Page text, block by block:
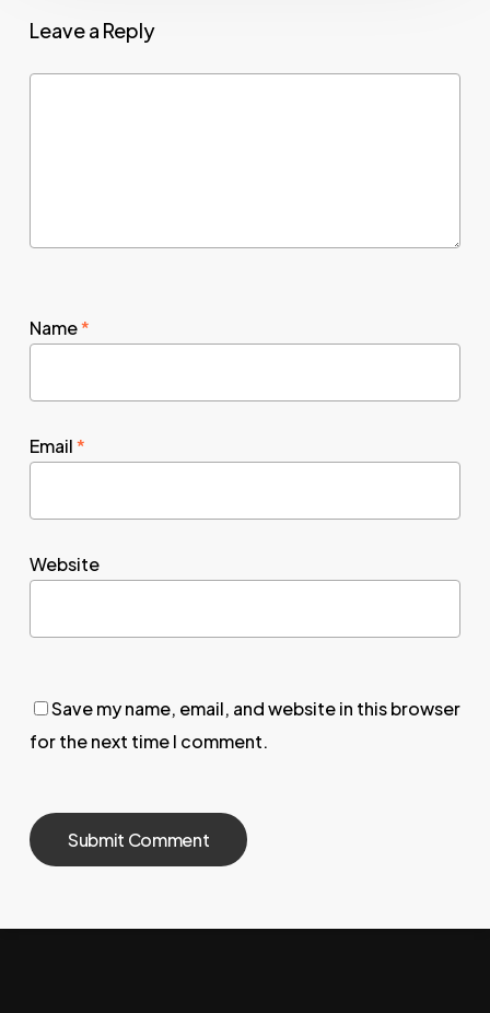
Leave a Reply
Name*
Email*
Website
Save my name, email, and website in this browser
for the next time I comment.